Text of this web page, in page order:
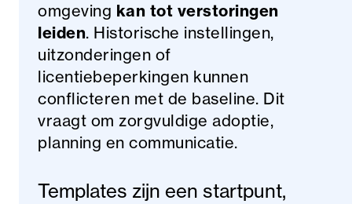
omgeving kan tot verstoringen
leiden. Historische instellingen,
uitzonderingen of
licentiebeperkingen kunnen
conflicteren met de baseline. Dit
vraagt om zorgvuldige adoptie,
planning en communicatie.
Templates zijn een startpunt,